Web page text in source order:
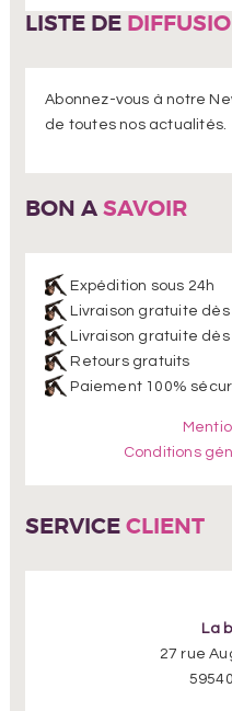
LISTE DE
Abonnez-vous à notre
de toutes nos actualités.
BON A SAVOIR
Expédition sous 24h
Livraison gratuite dès
Livraison gratuite dès
Retours gratuits
Paiement 100%
Conditions
SERVICE CLIENT
La
27 rue